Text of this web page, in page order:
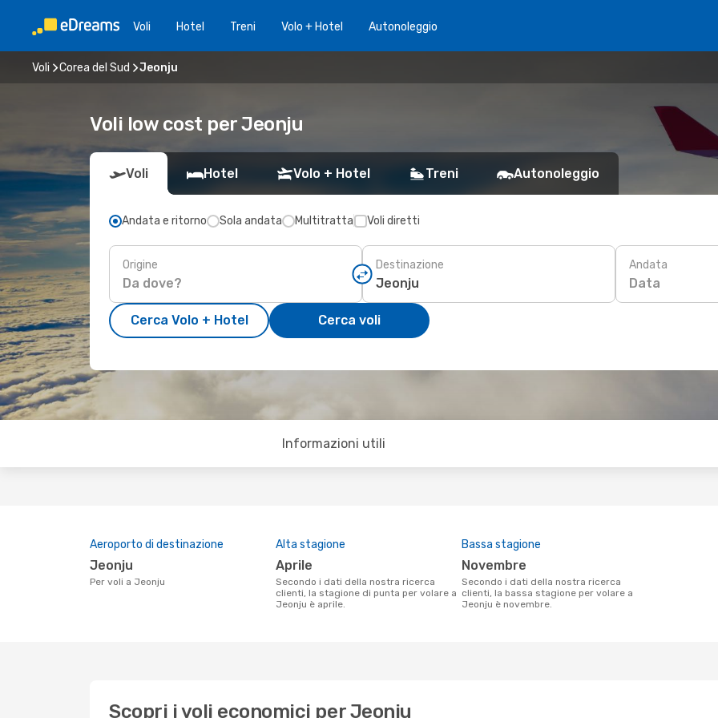
Voli Hotel Treni Volo + Hotel Autonoleggio
Voli Corea del Sud Jeonju
Voli low cost per Jeonju
Voli Hotel Volo + Hotel Treni Autonoleggio
Andata e ritorno Sola andata Multitratta Voli diretti
Origine Destinazione Andata
Data
Cerca Volo + Hotel Cerca voli
Informazioni utili
Aeroporto di destinazione
Jeonju
Per voli a Jeonju
Alta stagione
aprile
Secondo i dati della nostra ricerca
clienti, la stagione di punta per volare a
Jeonju è aprile.
Bassa stagione
novembre
Secondo i dati della nostra ricerca
clienti, la bassa stagione per volare a
Jeonju è novembre.
Scopri i voli economici per Jeonju